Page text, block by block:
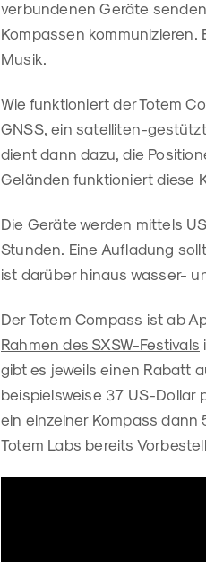
verbundenen Geräte
Kompassen kommunizieren.
Musik.
Wie funktioniert der Totem
GNSS, ein satelliten-
dient dann dazu, die
Geländen funktioniert diese
Die Geräte werden mittels
Stunden. Eine Aufladung
ist darüber hinaus wasser-
Der Totem Compass ist ab
Rahmen des SXSW-Festivals
gibt es jeweils einen Rabatt
beispielsweise 37 US-Dollar
ein einzelner Kompass
Totem Labs bereits